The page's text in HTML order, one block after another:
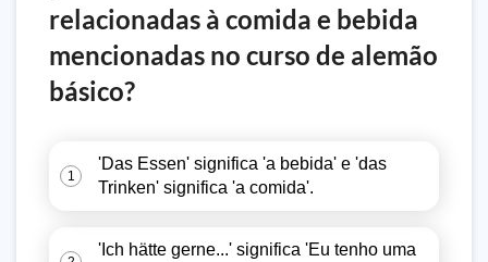
relacionadas à comida e bebida
mencionadas no curso de alemão
básico?
1
'Das Essen' significa 'a bebida' e 'das
Trinken' significa 'a comida'.
'Ich hätte gerne...' significa 'Eu tenho uma